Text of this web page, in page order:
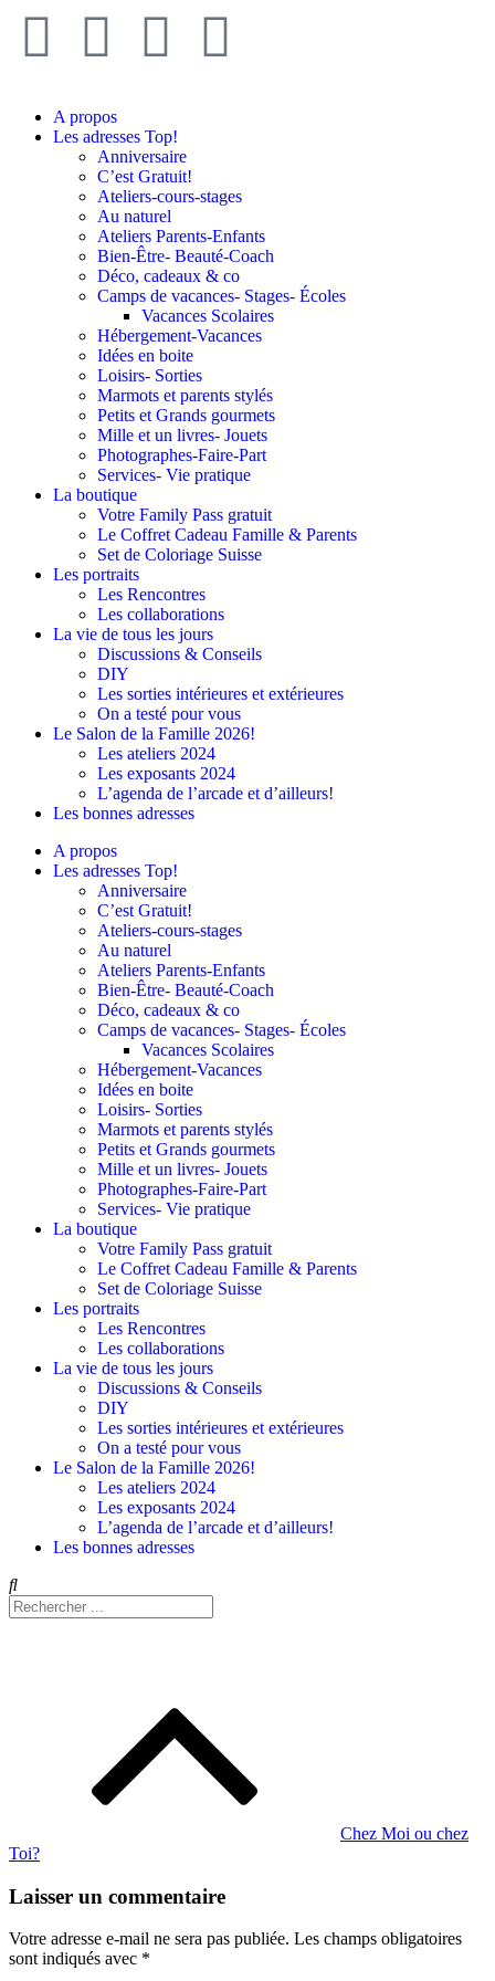
A propos
Les adresses Top!
Anniversaire
C’est Gratuit!
Ateliers-cours-stages
Au naturel
Ateliers Parents-Enfants
Bien-Être- Beauté-Coach
Déco, cadeaux & co
Camps de vacances- Stages- Écoles
Vacances Scolaires
Hébergement-Vacances
Idées en boite
Loisirs- Sorties
Marmots et parents stylés
Petits et Grands gourmets
Mille et un livres- Jouets
Photographes-Faire-Part
Services- Vie pratique
La boutique
Votre Family Pass gratuit
Le Coffret Cadeau Famille & Parents
Set de Coloriage Suisse
Les portraits
Les Rencontres
Les collaborations
La vie de tous les jours
Discussions & Conseils
DIY
Les sorties intérieures et extérieures
On a testé pour vous
Le Salon de la Famille 2026!
Les ateliers 2024
Les exposants 2024
L’agenda de l’arcade et d’ailleurs!
Les bonnes adresses
A propos
Les adresses Top!
Anniversaire
C’est Gratuit!
Ateliers-cours-stages
Au naturel
Ateliers Parents-Enfants
Bien-Être- Beauté-Coach
Déco, cadeaux & co
Camps de vacances- Stages- Écoles
Vacances Scolaires
Hébergement-Vacances
Idées en boite
Loisirs- Sorties
Marmots et parents stylés
Petits et Grands gourmets
Mille et un livres- Jouets
Photographes-Faire-Part
Services- Vie pratique
La boutique
Votre Family Pass gratuit
Le Coffret Cadeau Famille & Parents
Set de Coloriage Suisse
Les portraits
Les Rencontres
Les collaborations
La vie de tous les jours
Discussions & Conseils
DIY
Les sorties intérieures et extérieures
On a testé pour vous
Le Salon de la Famille 2026!
Les ateliers 2024
Les exposants 2024
L’agenda de l’arcade et d’ailleurs!
Les bonnes adresses
Chez Moi ou chez
Toi?
Laisser un commentaire
Votre adresse e-mail ne sera pas publiée. Les champs obligatoires
sont indiqués avec *